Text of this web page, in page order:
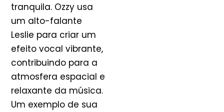
tranquila. Ozzy usa
um alto-falante
Leslie para criar um
efeito vocal vibrante,
contribuindo para a
atmosfera espacial e
relaxante da música.
Um exemplo de sua